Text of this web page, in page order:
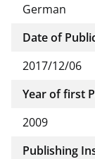
German
Date of
2017/12/06
Year of first
2009
Publishing